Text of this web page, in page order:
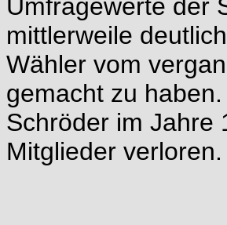
Umfragewerte der
mittlerweile
Wähler vom
gemacht zu
Schröder im Jahre
Mitglieder verloren.